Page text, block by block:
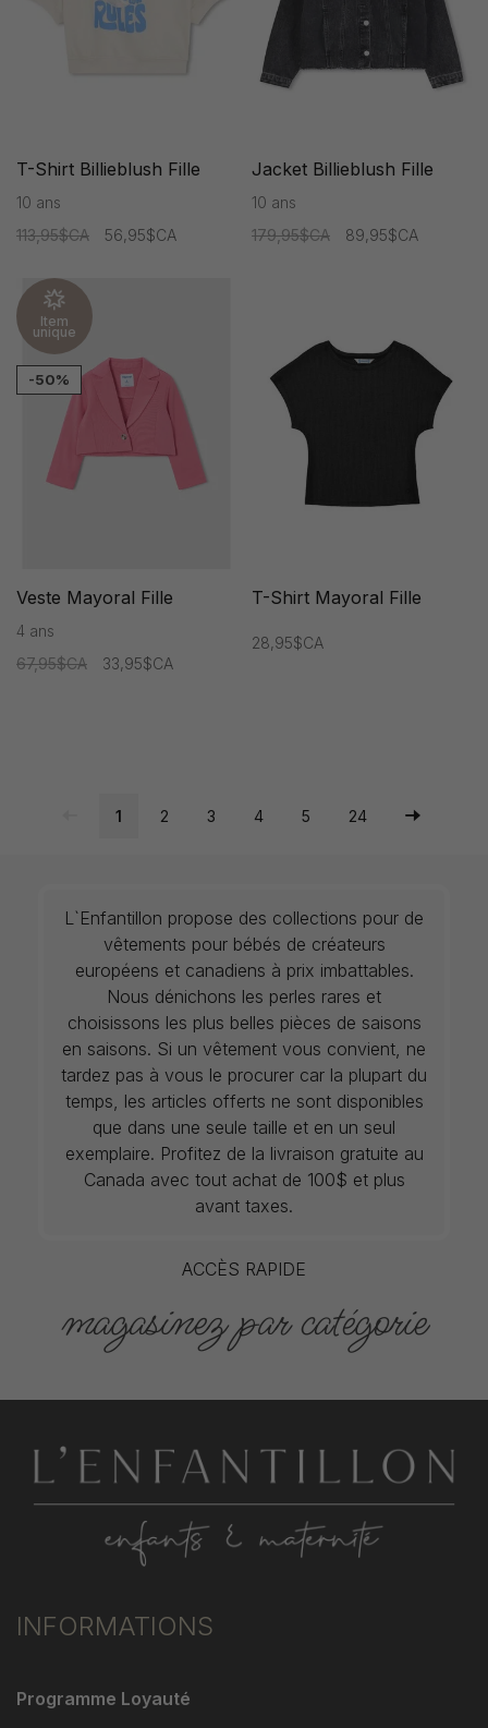
T-Shirt Billieblush Fille
10 ans
113,95$CA
56,95$CA
Jacket Billieblush Fille
10 ans
179,95$CA
89,95$CA
Item
unique
-50%
Veste Mayoral Fille
4 ans
67,95$CA
33,95$CA
T-Shirt Mayoral Fille
28,95$CA
1 2 3 4 5 24
L`Enfantillon propose des collections pour de
vêtements pour bébés de créateurs
européens et canadiens à prix imbattables.
Nous dénichons les perles rares et
choisissons les plus belles pièces de saisons
en saisons. Si un vêtement vous convient, ne
tardez pas à vous le procurer car la plupart du
temps, les articles offerts ne sont disponibles
que dans une seule taille et en un seul
exemplaire. Profitez de la livraison gratuite au
Canada avec tout achat de 100$ et plus
avant taxes.
ACCÈS RAPIDE
magasinez par catégorie
INFORMATIONS
Programme Loyauté